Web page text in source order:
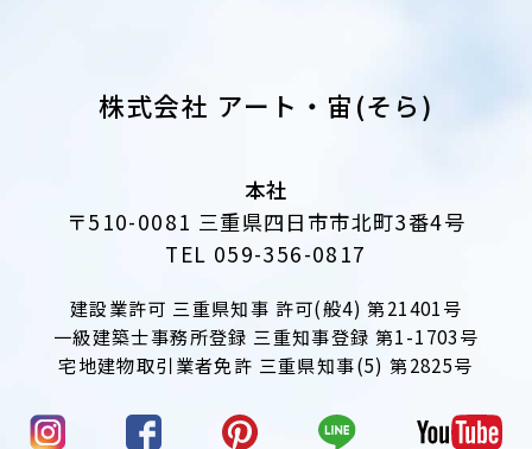
株式会社 アート・宙(そら)
本社
〒510-0081 三重県四日市市北町3番4号
TEL 059-356-0817
建設業許可 三重県知事 許可(般4) 第21401号
一級建築士事務所登録 三重知事登録 第1-1703号
宅地建物取引業者免許 三重県知事(5) 第2825号